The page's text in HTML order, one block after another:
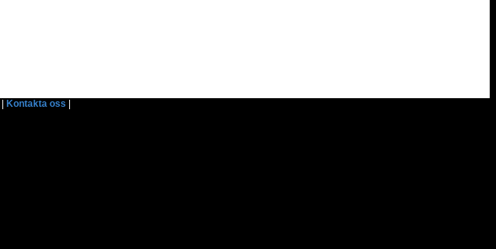
Kontakta oss